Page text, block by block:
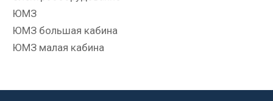
ЮМЗ
ЮМЗ большая кабина
ЮМЗ малая кабина